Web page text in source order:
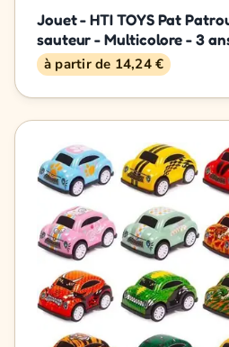
Jouet - HTI TOYS Pat
sauteur - Multicolore - 3
à partir de 14,24 €